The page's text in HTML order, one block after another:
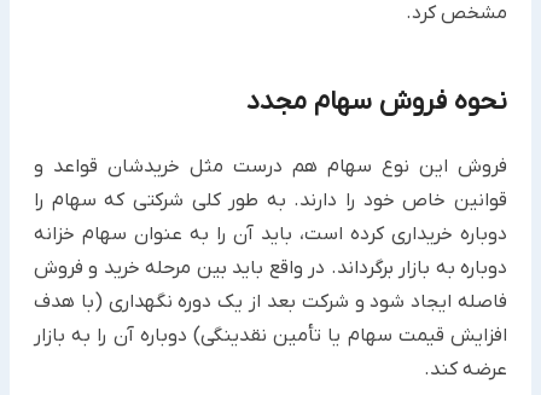
مشخص کرد.
نحوه فروش سهام مجدد
فروش این نوع سهام هم درست مثل خریدشان قواعد و
قوانین خاص خود را دارند. به طور کلی شرکتی که سهام را
دوباره خریداری کرده است، باید آن را به عنوان سهام خزانه
دوباره به بازار برگرداند. در واقع باید بین مرحله خرید و فروش
فاصله ایجاد شود و شرکت بعد از یک دوره نگهداری (با هدف
افزایش قیمت سهام یا تأمین نقدینگی) دوباره آن را به بازار
عرضه کند.